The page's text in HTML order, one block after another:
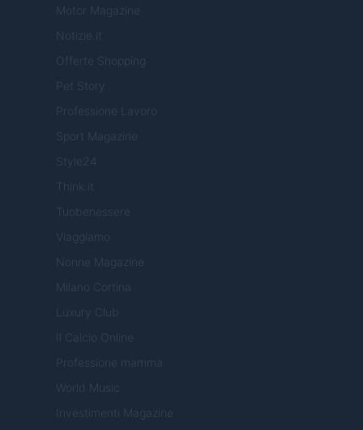
Motor Magazine
Notizie.it
Offerte Shopping
Pet Story
Professione Lavoro
Sport Magazine
Style24
Think.it
Tuobenessere
Viaggiamo
Nonne Magazine
Milano Cortina
Luxury Club
Il Calcio Online
Professione mamma
World Music
Investimenti Magazine